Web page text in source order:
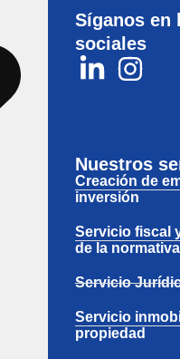
Síganos en
sociales
Nuestros
Creación de
inversión
Servicio fiscal
de la normativa
Servicio
Servicio
propiedad